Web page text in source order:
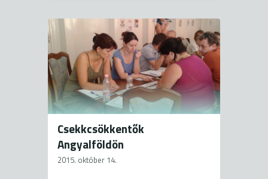
Csekkcsökkentők
Angyalföldön
2015. október 14.